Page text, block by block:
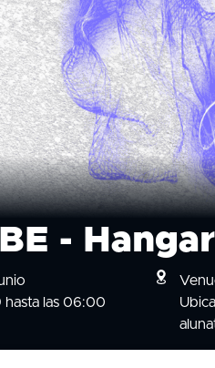
-
hasta las 06:00